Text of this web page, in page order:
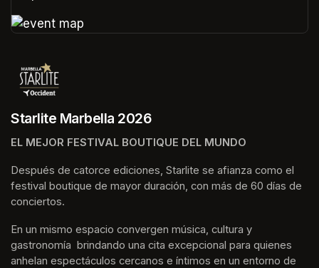
Starlite Marbella 2026
EL MEJOR FESTIVAL BOUTIQUE DEL MUNDO
Después de catorce ediciones, Starlite se afianza como el
festival boutique de mayor duración, con más de 60 días de
conciertos.
En un mismo espacio convergen música, cultura y
gastronomía  brindando una cita excepcional para quienes
anhelan espectáculos cercanos e íntimos en un entorno de